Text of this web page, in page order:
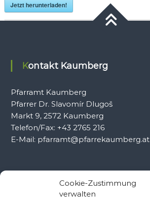
Cookie-Zustimmung
verwalten
Jetzt herunterladen!
Kontakt Kaumberg
Pfarramt Kaumberg
Pfarrer Dr. Slavomír Dlugoš
Markt 9, 2572 Kaumberg
Telefon/Fax: +43 2765 216
E-Mail: pfarramt@pfarrekaumberg.at
Kontakt Ramsau